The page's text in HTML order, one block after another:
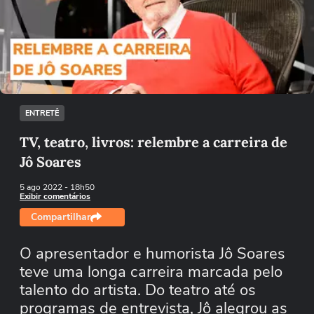
Não foi possível reproduzir o vídeo
Tentar novamente
ENTRETÊ
TV, teatro, livros: relembre a carreira de
Jô Soares
5 ago 2022- 18h50
Exibir comentários
Compartilhar
O apresentador e humorista Jô Soares
teve uma longa carreira marcada pelo
talento do artista. Do teatro até os
programas de entrevista, Jô alegrou as